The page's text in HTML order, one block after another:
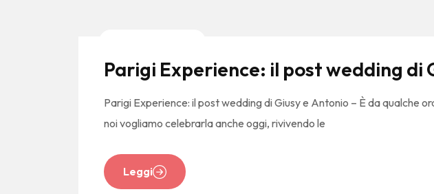
Parigi Experience: il post wedding di
Parigi Experience: il post wedding di Giusy e Antonio – È da qualche
noi vogliamo celebrarla anche oggi, rivivendo le
Leggi